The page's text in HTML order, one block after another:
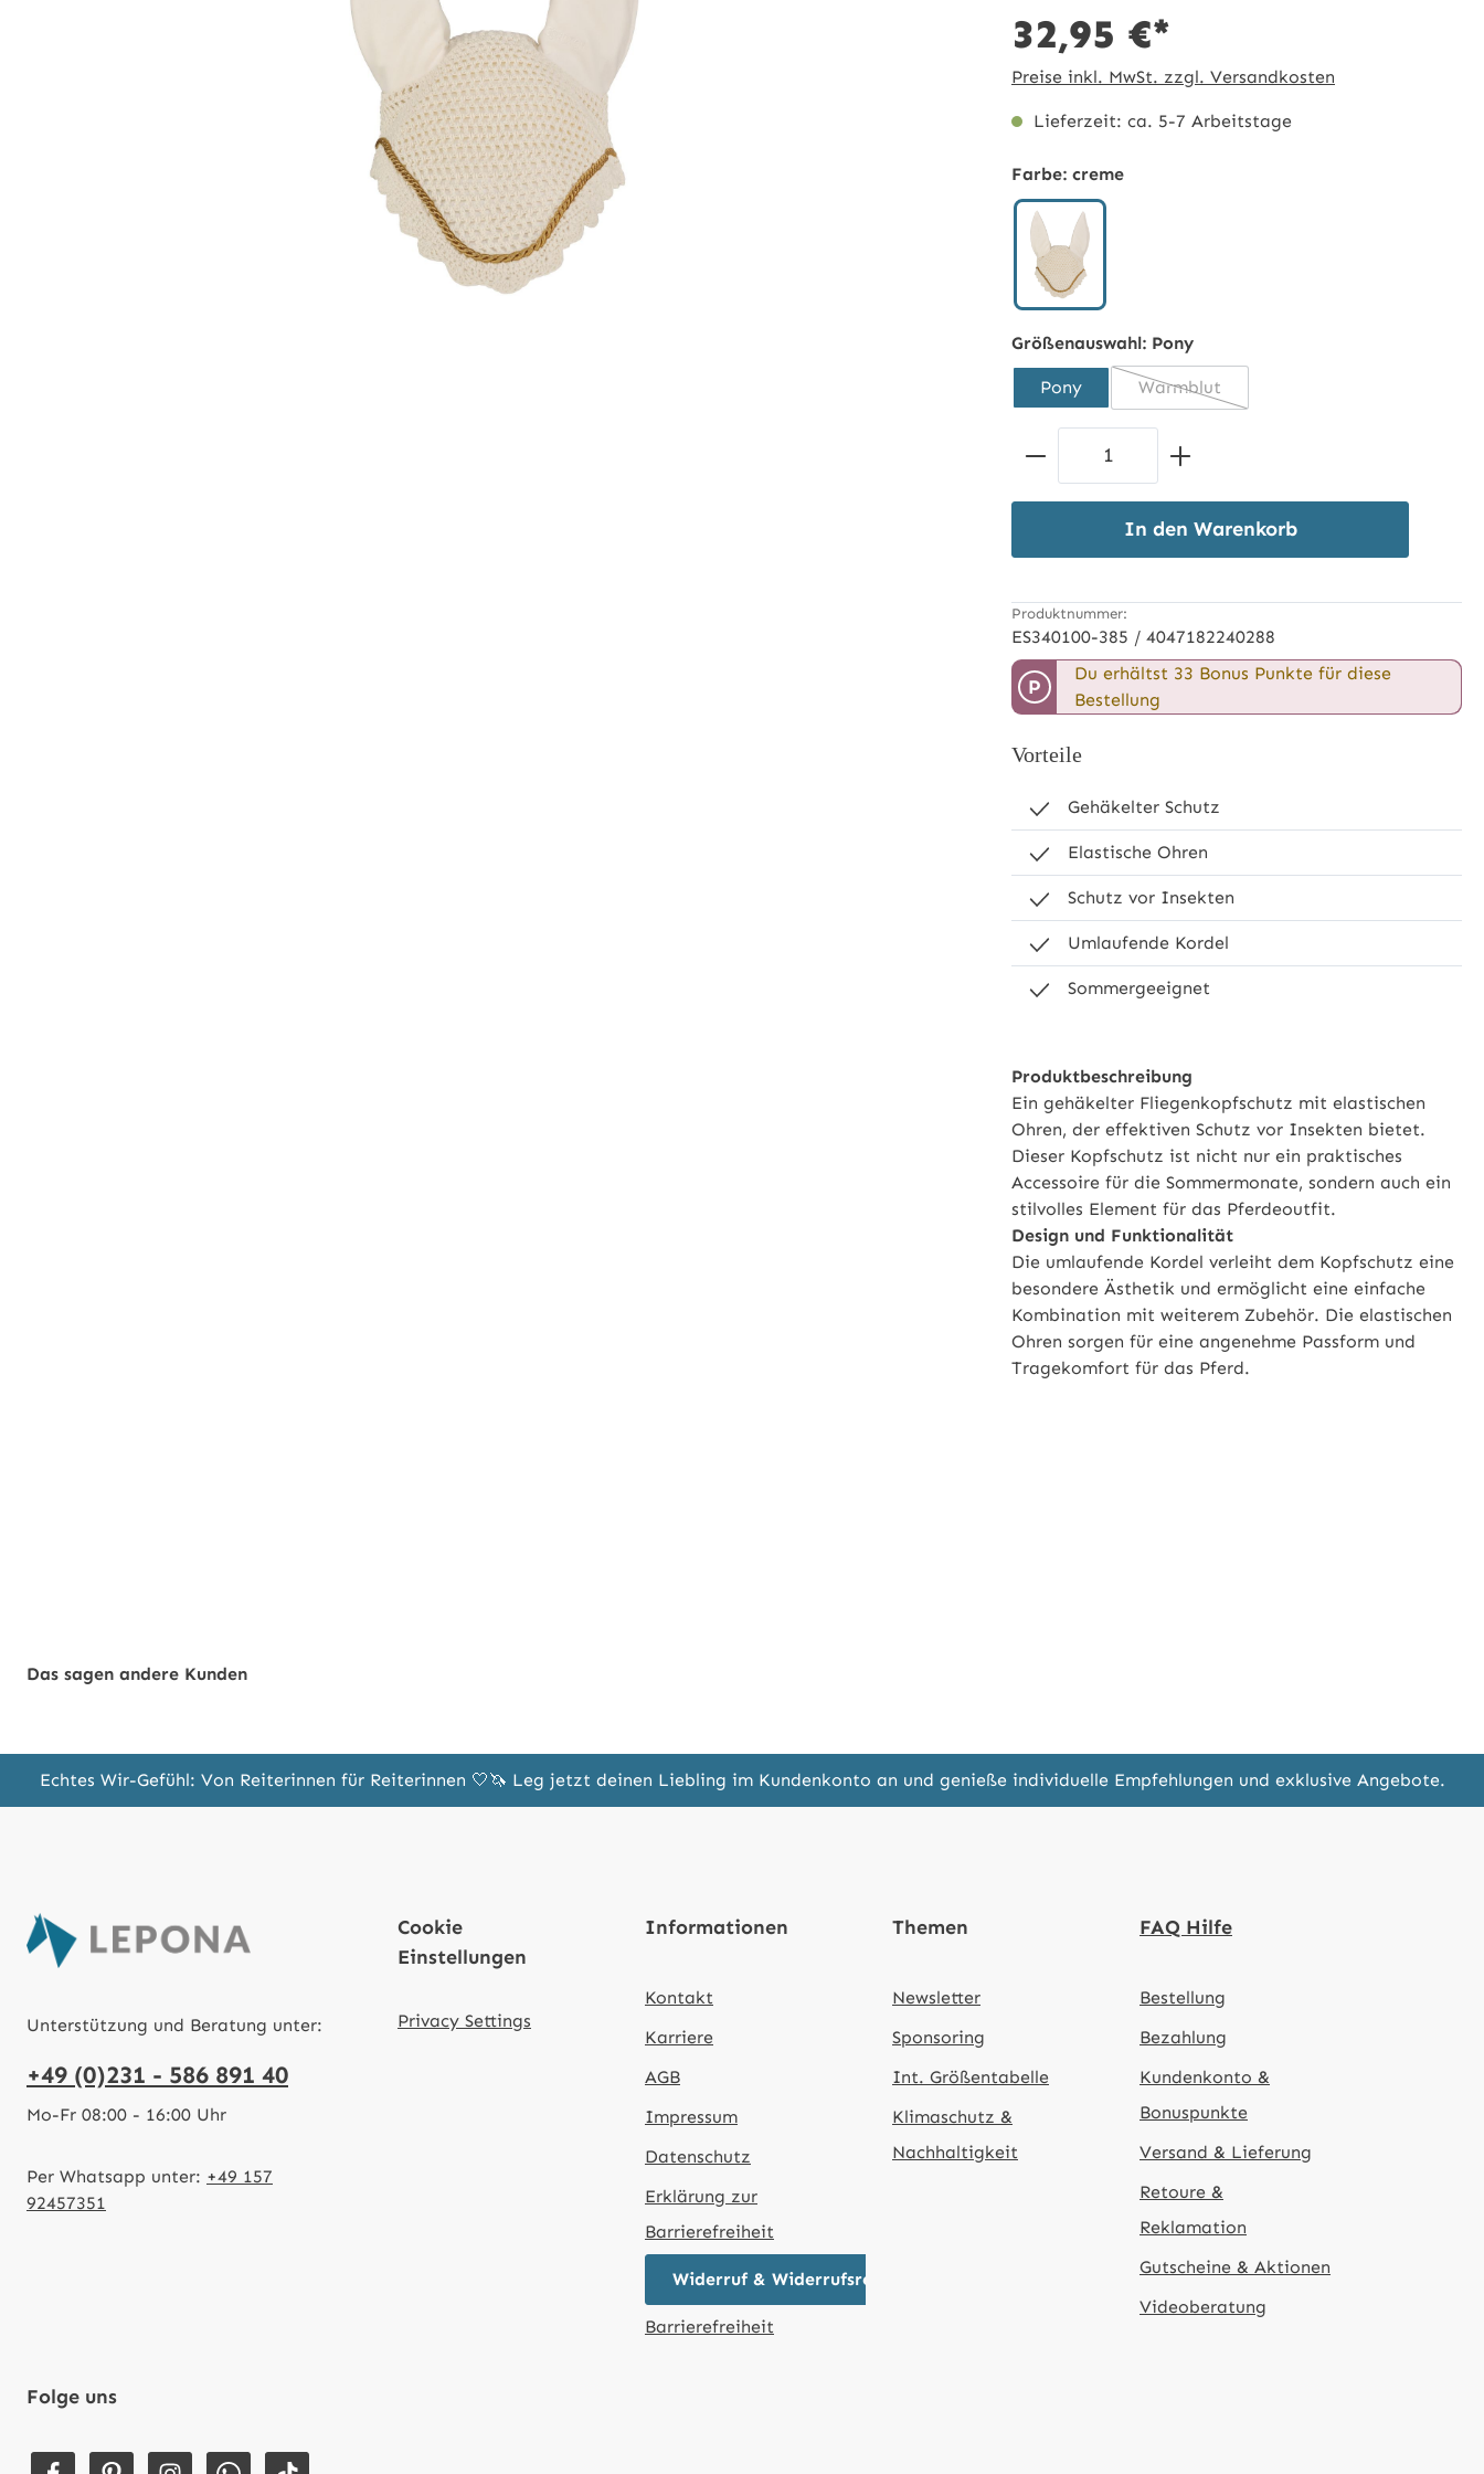
32,95 €*
Preise inkl. MwSt. zzgl. Versandkosten
Lieferzeit: ca. 5-7 Arbeitstage
Farbe: creme
Größenauswahl: Pony
Pony Warmblut
(Diese Option ist zurzeit nicht verfügbar.)
Produkt Anzahl: Gib den
In den Warenkorb
Produktnummer:
ES340100-385 / 4047182240288
P
Du erhältst 33 Bonus Punkte für diese
Bestellung
Vorteile
Gehäkelter Schutz
Elastische Ohren
Schutz vor Insekten
Umlaufende Kordel
Sommergeeignet
Produktbeschreibung
Ein gehäkelter Fliegenkopfschutz mit elastischen
Ohren, der effektiven Schutz vor Insekten bietet.
Dieser Kopfschutz ist nicht nur ein praktisches
Accessoire für die Sommermonate, sondern auch ein
stilvolles Element für das Pferdeoutfit.
Design und Funktionalität
Die umlaufende Kordel verleiht dem Kopfschutz eine
besondere Ästhetik und ermöglicht eine einfache
Kombination mit weiterem Zubehör. Die elastischen
Ohren sorgen für eine angenehme Passform und
Tragekomfort für das Pferd.
Das sagen andere Kunden
Echtes Wir-Gefühl: Von Reiterinnen für Reiterinnen 🤍🦄 Leg jetzt deinen Liebling im Kundenkonto an und genieße individuelle Empfehlungen und exklusive Angebote.
Unterstützung und Beratung unter:
+49 (0)231 - 586 891 40
Mo-Fr 08:00 - 16:00 Uhr
Per Whatsapp unter: +49 157
92457351
Cookie
Einstellungen
Privacy Settings
Informationen
Kontakt
Karriere
AGB
Impressum
Datenschutz
Erklärung zur
Barrierefreiheit
Widerruf & Widerrufsrecht
Barrierefreiheit
Themen
Newsletter
Sponsoring
Int. Größentabelle
Klimaschutz &
Nachhaltigkeit
FAQ Hilfe
Bestellung
Bezahlung
Kundenkonto &
Bonuspunkte
Versand & Lieferung
Retoure &
Reklamation
Gutscheine & Aktionen
Videoberatung
Folge uns